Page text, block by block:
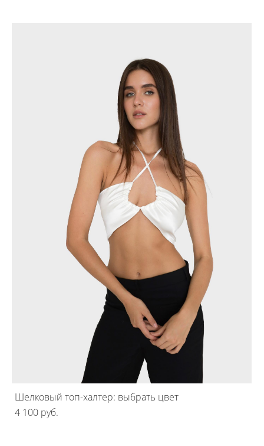
Шелковый топ-халтер: выбрать цвет
4 100 pуб.